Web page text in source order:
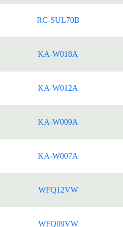
RC-SUL70B
KA-W018A
KA-W012A
KA-W009A
KA-W007A
WFQ12VW
WFQ09VW